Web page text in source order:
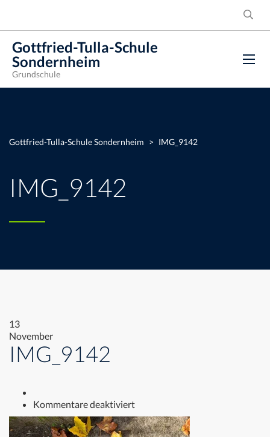
Gottfried-Tulla-Schule
Sondernheim
Grundschule
Gottfried-Tulla-Schule Sondernheim > IMG_9142
IMG_9142
13
November
IMG_9142
Kommentare deaktiviertfür
IMG_9142